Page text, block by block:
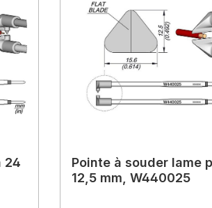
24
Pointe à souder lame
12,5 mm, W440025